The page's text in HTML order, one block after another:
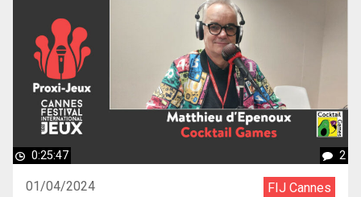
0:25:47 2
01/04/2024 FIJ Cannes